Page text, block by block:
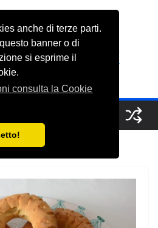
anche di terze parti.
banner o di
si esprime il
consulta la Cookie
of Delights